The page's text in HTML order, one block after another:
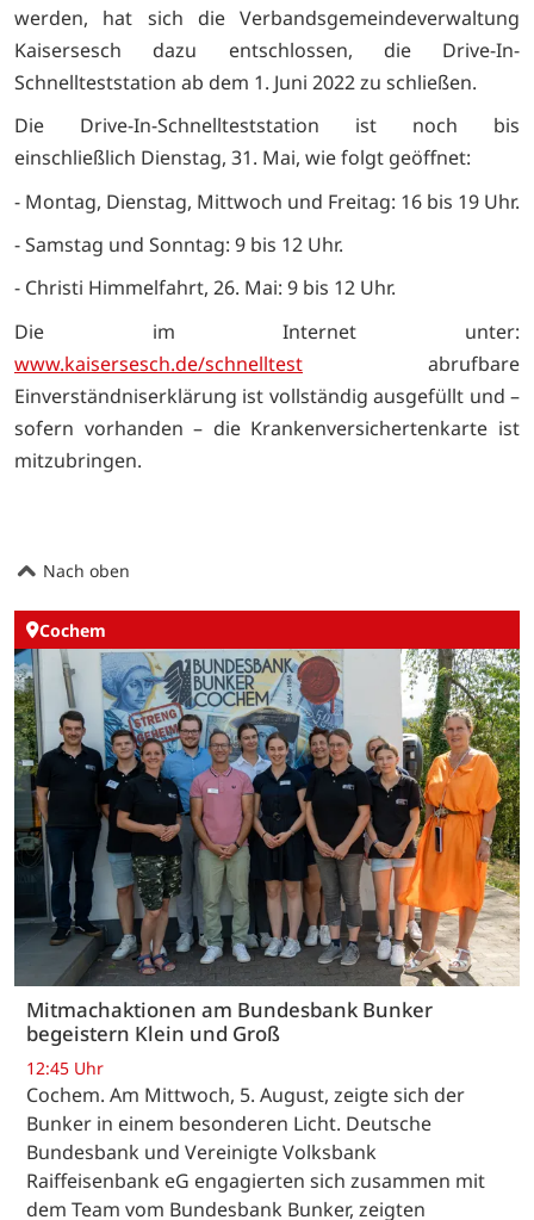
werden, hat sich die Verbandsgemeindeverwaltung
Kaisersesch dazu entschlossen, die Drive-In-
Schnellteststation ab dem 1. Juni 2022 zu schließen.
Die Drive-In-Schnellteststation ist noch bis
einschließlich Dienstag, 31. Mai, wie folgt geöffnet:
- Montag, Dienstag, Mittwoch und Freitag: 16 bis 19 Uhr.
- Samstag und Sonntag: 9 bis 12 Uhr.
- Christi Himmelfahrt, 26. Mai: 9 bis 12 Uhr.
Die im Internet unter:
www.kaisersesch.de/schnelltest abrufbare
Einverständniserklärung ist vollständig ausgefüllt und –
sofern vorhanden – die Krankenversichertenkarte ist
mitzubringen.
Nach oben
Cochem
Mitmachaktionen am Bundesbank Bunker
begeistern Klein und Groß
12:45 Uhr
Cochem. Am Mittwoch, 5. August, zeigte sich der
Bunker in einem besonderen Licht. Deutsche
Bundesbank und Vereinigte Volksbank
Raiffeisenbank eG engagierten sich zusammen mit
dem Team vom Bundesbank Bunker, zeigten